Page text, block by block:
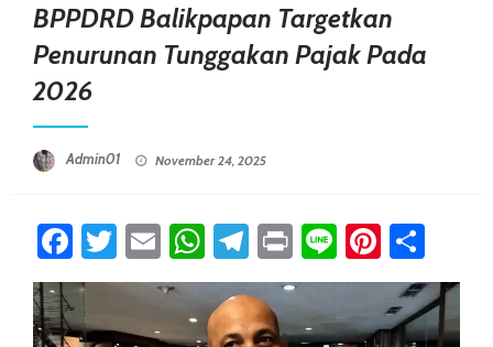
BPPDRD Balikpapan Targetkan
Penurunan Tunggakan Pajak Pada
2026
Admin01 November 24, 2025
Facebook
Twitter
EmailWhatsApp
Telegram
PrintLine